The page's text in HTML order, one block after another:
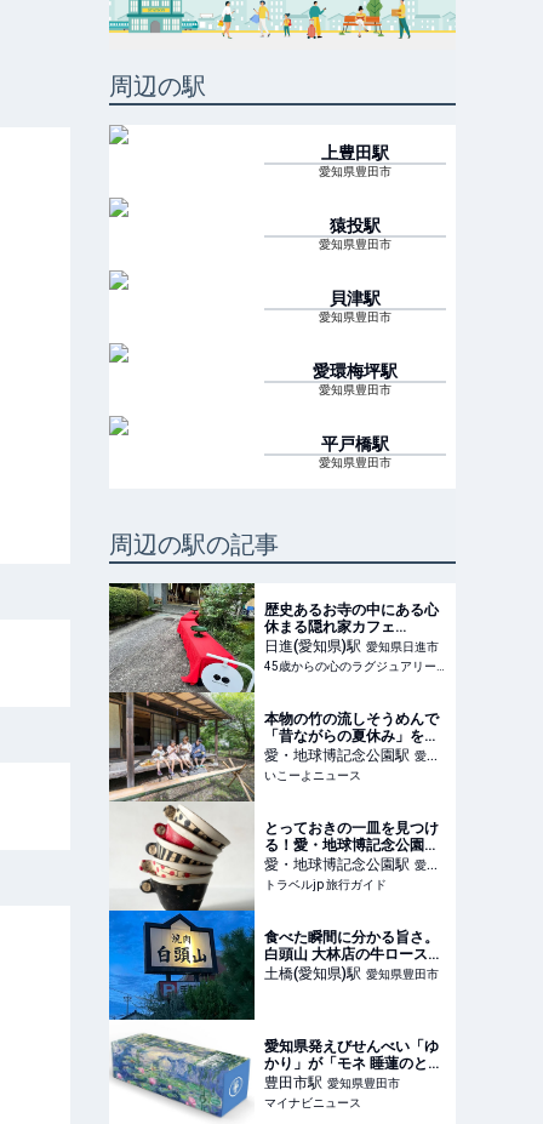
周辺の駅
上豊田駅
愛知県豊田市
猿投駅
愛知県豊田市
貝津駅
愛知県豊田市
愛環梅坪駅
愛知県豊田市
平戸橋駅
愛知県豊田市
周辺の駅の記事
歴史あるお寺の中にある心
休まる隠れ家カフェ
【Veritas coffee】
日進(愛知県)駅 愛知県日進市
45歳からの心のラグジュアリーメディア
本物の竹の流しそうめんで
「昔ながらの夏休み」を体
験。愛知尾張地方初!?瀬戸
に登場
愛・地球博記念公園駅 愛知
県長久手市
いこーよニュース
とっておきの一皿を見つけ
る！愛・地球博記念公園で
「器と暮らし市 vol.9」開
催 | 愛知県 | トラベルjp 旅
行ガイド
愛・地球博記念公園駅 愛知
県長久手市
トラベルjp 旅行ガイド
食べた瞬間に分かる旨さ。
白頭山 大林店の牛ロース＆
牛ホルモン
土橋(愛知県)駅 愛知県豊田市
愛知県発えびせんべい「ゆ
かり」が「モネ 睡蓮のと
き」とコラボ - 豊田市美術
館で限定発売
豊田市駅 愛知県豊田市
マイナビニュース